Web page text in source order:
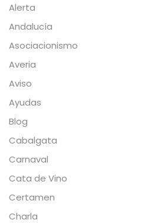
Alerta
Andalucía
Asociacionismo
Averia
Aviso
Ayudas
Blog
Cabalgata
Carnaval
Cata de Vino
Certamen
Charla